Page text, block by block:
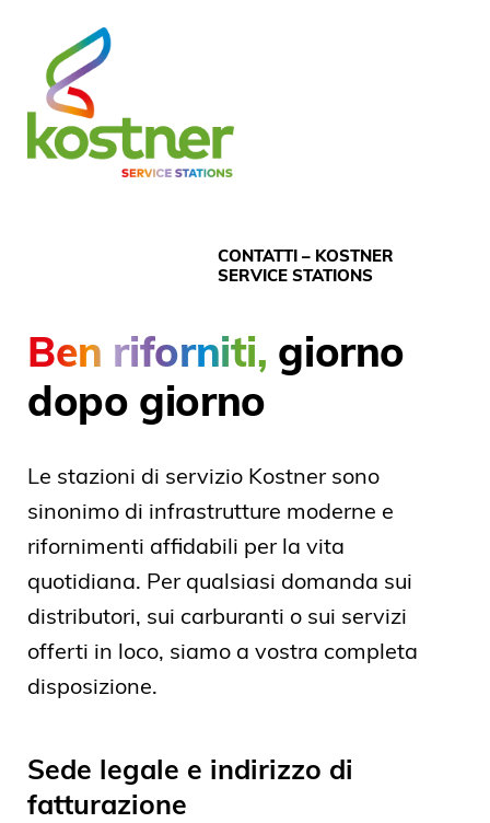
CONTATTI – KOSTNER
SERVICE STATIONS
Ben riforniti, giorno
dopo giorno
Le stazioni di servizio Kostner sono
sinonimo di infrastrutture moderne e
rifornimenti affidabili per la vita
quotidiana. Per qualsiasi domanda sui
distributori, sui carburanti o sui servizi
offerti in loco, siamo a vostra completa
disposizione.
Sede legale e indirizzo di
fatturazione